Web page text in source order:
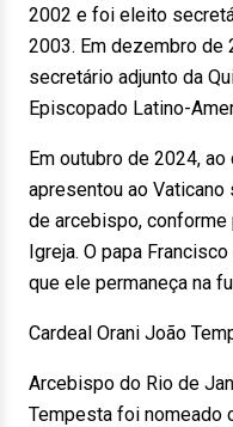
2002 e foi eleito
2003. Em dezembro de
secretário adjunto da
Episcopado Latino-
Em outubro de 2024,
apresentou ao
de arcebispo,
Igreja. O papa
que ele permaneça na
Cardeal Orani João
Arcebispo do Rio de
Tempesta foi nomeado